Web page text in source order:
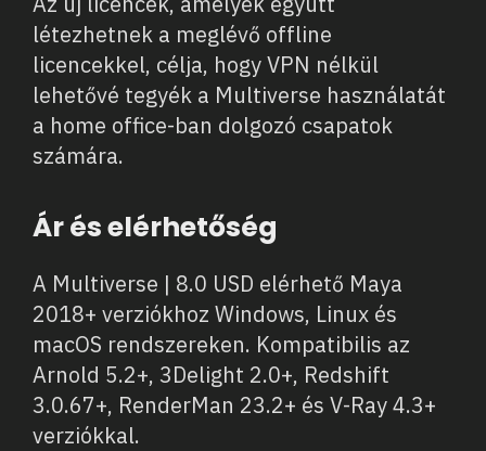
létezhetnek a meglévő offline
licencekkel, célja, hogy VPN nélkül
lehetővé tegyék a Multiverse használatát
a home office-ban dolgozó csapatok
számára.
Ár és elérhetőség
A Multiverse | 8.0 USD elérhető Maya
2018+ verziókhoz Windows, Linux és
macOS rendszereken. Kompatibilis az
Arnold 5.2+, 3Delight 2.0+, Redshift
3.0.67+, RenderMan 23.2+ és V-Ray 4.3+
verziókkal.